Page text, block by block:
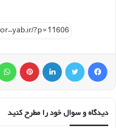
فیسبوک توییتر لینکداین پینتریست
دیدگاه و سوال خود را مطرح کنید